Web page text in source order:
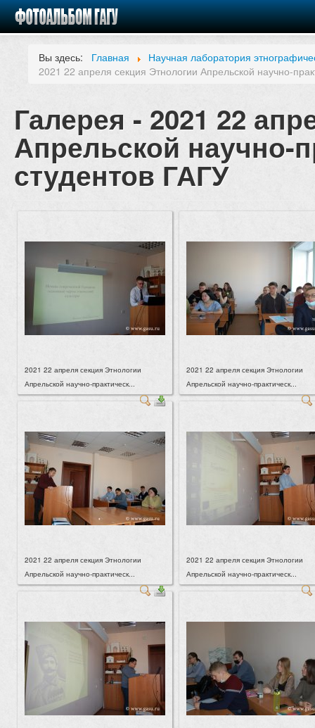
Вы здесь: Главная
Научная лаборатория
2021 22 апреля секция Этнологии Апрельской научно-
Галерея - 2021 22
Апрельской научно-
студентов ГАГУ
2021 22 апреля секция Этнологии
Апрельской научно-практическ...
2021 22 апреля секция Этнологии
Апрельской научно-практическ...
2021 22 апреля секция Этнологии
Апрельской научно-практическ...
2021 22 апреля секция Этнологии
Апрельской научно-практическ...